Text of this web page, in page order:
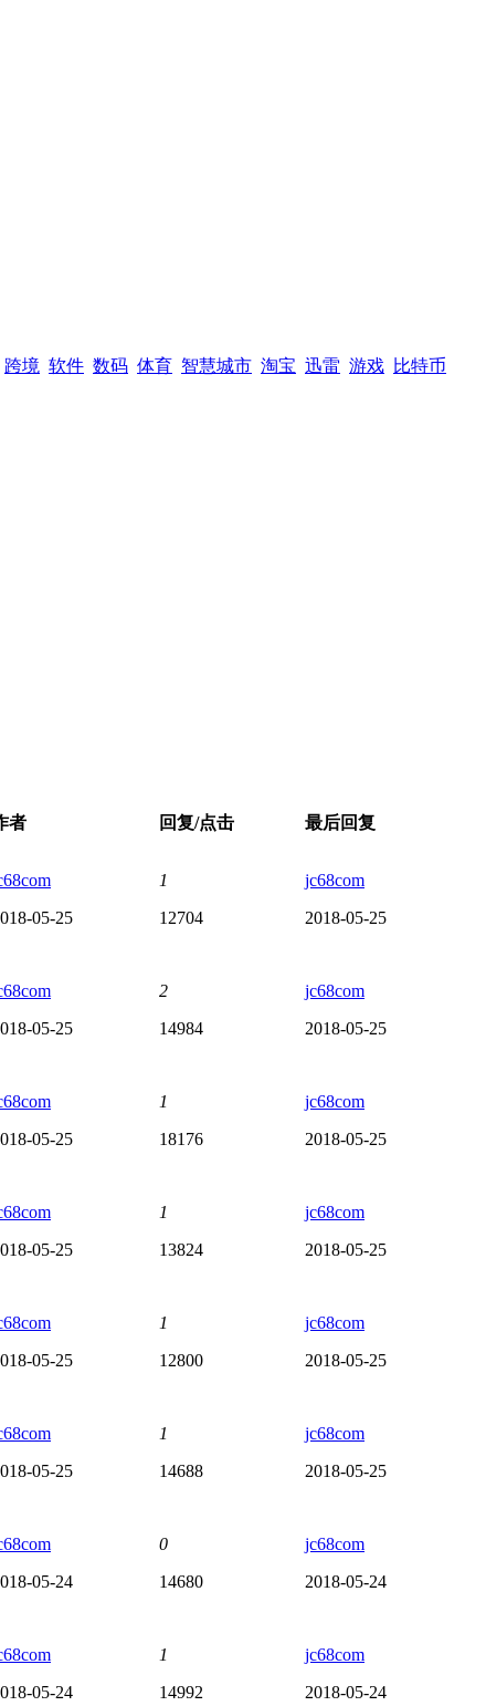
跨境 软件 数码 体育 智慧城市 淘宝 迅雷 游戏 比特币
者 回复/点击 最后回复
05-25
1
12704
jc68com
2018-05-25
05-25
2
14984
jc68com
2018-05-25
05-25
1
18176
jc68com
2018-05-25
05-25
1
13824
jc68com
2018-05-25
05-25
1
12800
jc68com
2018-05-25
05-25
1
14688
jc68com
2018-05-25
05-24
0
14680
jc68com
2018-05-24
05-24
1
14992
jc68com
2018-05-24